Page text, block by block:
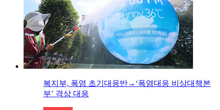
복지부, 폭염 초기대응반→‘폭염대응 비상대책본
부’ 격상 대응